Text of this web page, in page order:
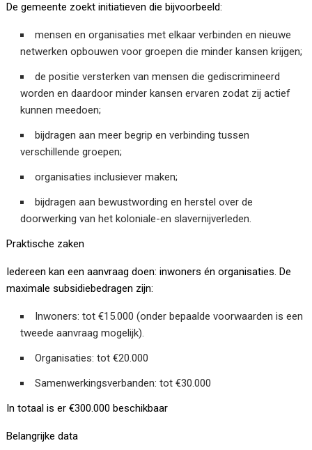
De gemeente zoekt initiatieven die bijvoorbeeld:
mensen en organisaties met elkaar verbinden en nieuwe
netwerken opbouwen voor groepen die minder kansen krijgen;
de positie versterken van mensen die gediscrimineerd
worden en daardoor minder kansen ervaren zodat zij actief
kunnen meedoen;
bijdragen aan meer begrip en verbinding tussen
verschillende groepen;
organisaties inclusiever maken;
bijdragen aan bewustwording en herstel over de
doorwerking van het koloniale-en slavernijverleden.
Praktische zaken
Iedereen kan een aanvraag doen: inwoners én organisaties. De
maximale subsidiebedragen zijn:
Inwoners: tot €15.000 (onder bepaalde voorwaarden is een
tweede aanvraag mogelijk).
Organisaties: tot €20.000
Samenwerkingsverbanden: tot €30.000
In totaal is er €300.000 beschikbaar
Belangrijke data